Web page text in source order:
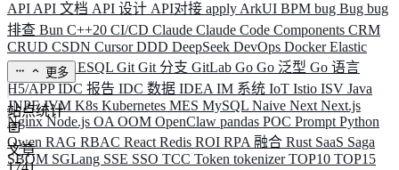
API API 文档 API 设计 API对接 apply ArkUI BPM bug Bug bug
排查 Bun C++20 CI/CD Claude Claude Code Components CRM
CRUD CSDN CursorDDD DeepSeek DevOps DockerElastic
ELK ElysiaESQL Git Git 分支 GitLab Go Go 泛型 Go 语言
H5/APPIDC 报告 IDC 数据 IDEA IM 系统 IoT Istio ISV Java
JNPFJVM K8s Kubernetes MES MySQL Naive Next Next.js
NginxNode.js OA OOM OpenClaw pandas POC Prompt Python
Qwen RAG RBAC React Redis ROI RPA 融合 Rust SaaS Saga
SBOM SGLang SSE SSO TCC Token tokenizerTOP10 TOP15
更多
站点统计
文章
1741